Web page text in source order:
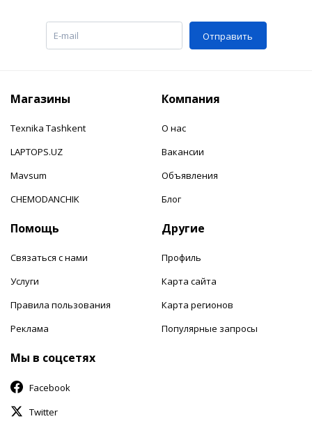
Отправить
Магазины
Texnika Tashkent
LAPTOPS.UZ
Mavsum
CHEMODANCHIK
Компания
О нас
Вакансии
Объявления
Блог
Помощь
Связаться с нами
Услуги
Правила пользования
Реклама
Другие
Профиль
Карта сайта
Карта регионов
Популярные запросы
Мы в соцсетях
Facebook
Twitter